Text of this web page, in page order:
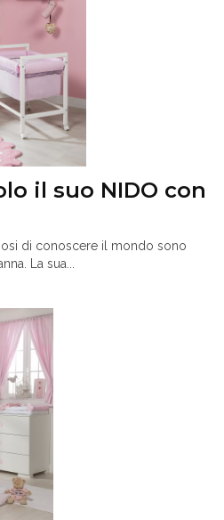
il suo NIDO con
di conoscere il mondo sono
La sua...